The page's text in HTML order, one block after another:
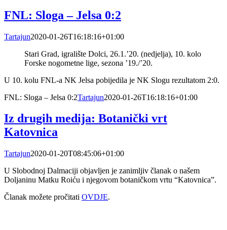
FNL: Sloga – Jelsa 0:2
Tartajun2020-01-26T16:18:16+01:00
Stari Grad, igralište Dolci, 26.1.’20. (nedjelja), 10. kolo
Forske nogometne lige, sezona ’19./’20.
U 10. kolu FNL-a NK Jelsa pobijedila je NK Slogu rezultatom 2:0.
FNL: Sloga – Jelsa 0:2Tartajun2020-01-26T16:18:16+01:00
Iz drugih medija: Botanički vrt
Katovnica
Tartajun2020-01-20T08:45:06+01:00
U Slobodnoj Dalmaciji objavljen je zanimljiv članak o našem
Doljaninu Matku Roiću i njegovom botaničkom vrtu “Katovnica”.
Članak možete pročitati OVDJE.